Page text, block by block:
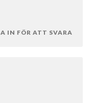
IN FÖR ATT SVARA